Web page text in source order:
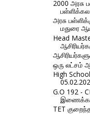
2000 அரசு
அரசு
மதுரை
Head
ஒரு லட்சம்
High
G.O 192 -
TET